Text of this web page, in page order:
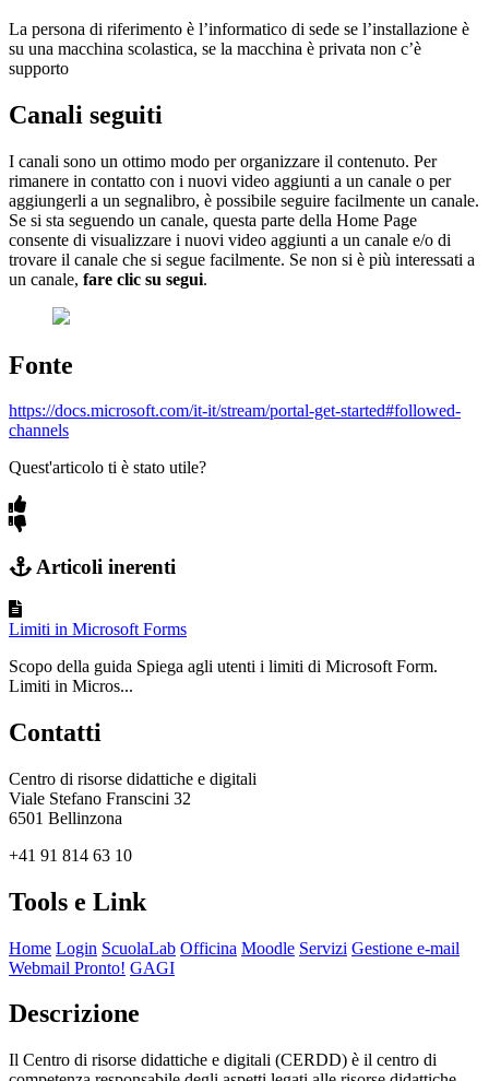
La persona di riferimento è l’informatico di sede se l’installazione è
su una macchina scolastica, se la macchina è privata non c’è
supporto
Canali seguiti
I canali sono un ottimo modo per organizzare il contenuto. Per
rimanere in contatto con i nuovi video aggiunti a un canale o per
aggiungerli a un segnalibro, è possibile seguire facilmente un canale.
Se si sta seguendo un canale, questa parte della Home Page
consente di visualizzare i nuovi video aggiunti a un canale e/o di
trovare il canale che si segue facilmente. Se non si è più interessati a
un canale, fare clic su segui.
Fonte
https://docs.microsoft.com/it-it/stream/portal-get-started#followed-
channels
Quest'articolo ti è stato utile?
Articoli inerenti
Limiti in Microsoft Forms
Scopo della guida Spiega agli utenti i limiti di Microsoft Form.
Limiti in Micros...
Contatti
Centro di risorse didattiche e digitali
Viale Stefano Franscini 32
6501 Bellinzona
+41 91 814 63 10
Tools e Link
Home Login ScuolaLab Officina Moodle Servizi Gestione e-mail
Webmail Pronto! GAGI
Descrizione
Il Centro di risorse didattiche e digitali (CERDD) è il centro di